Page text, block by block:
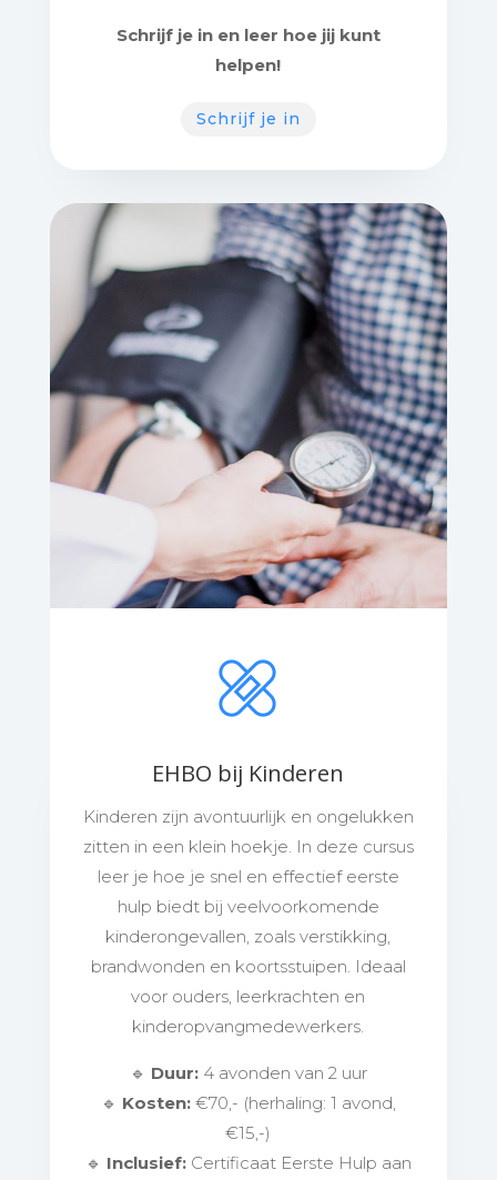
Schrijf je in en leer hoe jij kunt
helpen!
Schrijf je in
EHBO bij Kinderen
Kinderen zijn avontuurlijk en ongelukken
zitten in een klein hoekje. In deze cursus
leer je hoe je snel en effectief eerste
hulp biedt bij veelvoorkomende
kinderongevallen, zoals verstikking,
brandwonden en koortsstuipen. Ideaal
voor ouders, leerkrachten en
kinderopvangmedewerkers.
🔹 Duur:4 avonden van 2 uur
🔹 Kosten:€70,- (herhaling: 1 avond,
€15,-)
🔹 Inclusief:Certificaat Eerste Hulp aan